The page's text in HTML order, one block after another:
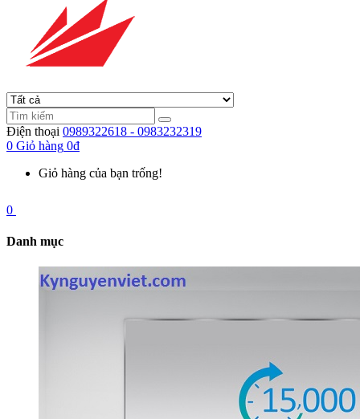
Điện thoại 0989322618 - 0983232319
0 Giỏ hàng 0đ
Giỏ hàng của bạn trống!
0
Danh mục